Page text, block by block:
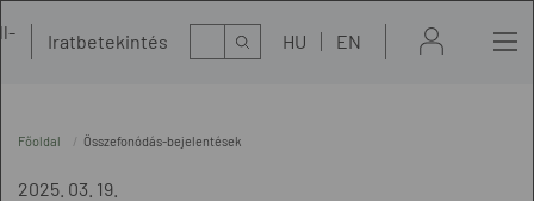
Iratbetekintés Kereső HU EN
Főoldal Összefonódás-bejelentések
2025. 03. 19.